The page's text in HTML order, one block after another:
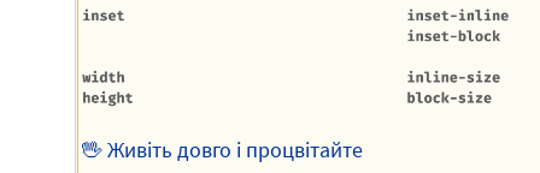
🖖 Живіть довго і процвітайте